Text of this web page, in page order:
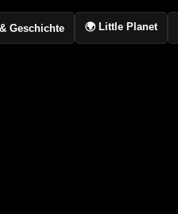
Geschichte 🌍 Little Planet